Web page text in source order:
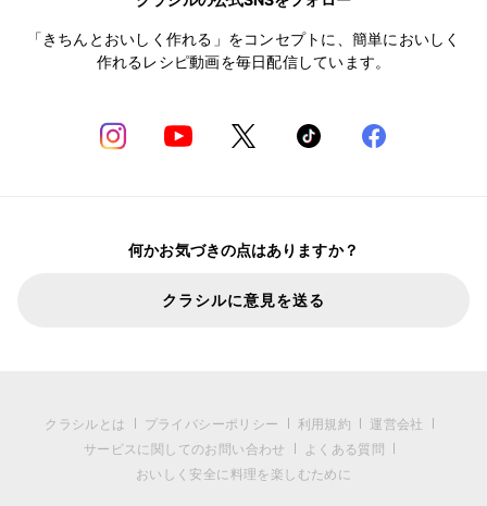
「きちんとおいしく作れる」をコンセプトに、簡単においしく
作れるレシピ動画を毎日配信しています。
何かお気づきの点はありますか？
クラシルに意見を送る
クラシルとは プライバシーポリシー 利用規約
運営会社
サービスに関してのお問い合わせ
よくある質問
おいしく安全に料理を楽しむために